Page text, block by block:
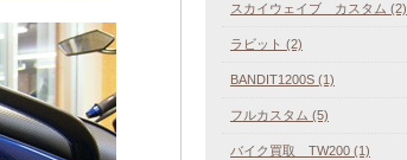
スカイウェイブ カスタム (2)
ラビット (2)
BANDIT1200S (1)
フルカスタム (5)
バイク買取 TW200 (1)